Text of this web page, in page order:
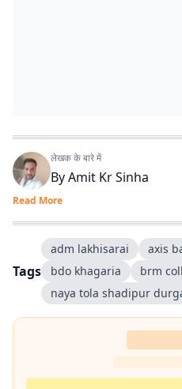
लेखक के बारे में
ByAmit Kr Sinha
Read More
Tags
adm lakhisarai
axis
bdo khagaria
brm
naya tola shadipur